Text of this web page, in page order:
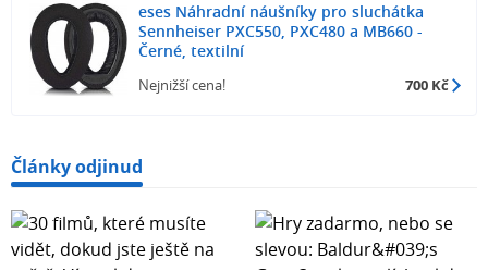
eses Náhradní náušníky pro sluchátka
Sennheiser PXC550, PXC480 a MB660 -
Černé, textilní
Nejnižší cena! 700 Kč
Články odjinud